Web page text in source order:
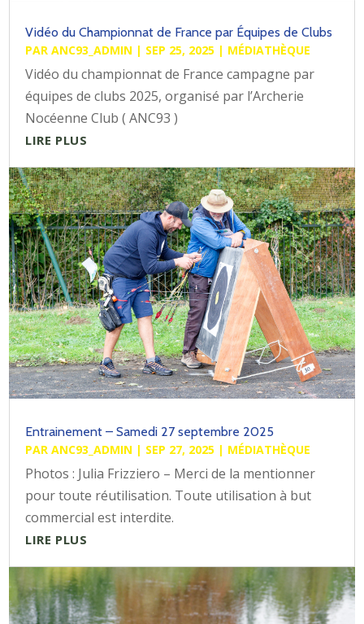
Vidéo du Championnat de France par Équipes de Clubs
PARANC93_ADMIN | SEP 25, 2025 | MÉDIATHÈQUE
Vidéo du championnat de France campagne par
équipes de clubs 2025, organisé par l’Archerie
Nocéenne Club ( ANC93 )
LIRE PLUS
Entrainement – Samedi 27 septembre 2025
PARANC93_ADMIN | SEP 27, 2025 | MÉDIATHÈQUE
Photos : Julia Frizziero – Merci de la mentionner
pour toute réutilisation. Toute utilisation à but
commercial est interdite.
LIRE PLUS